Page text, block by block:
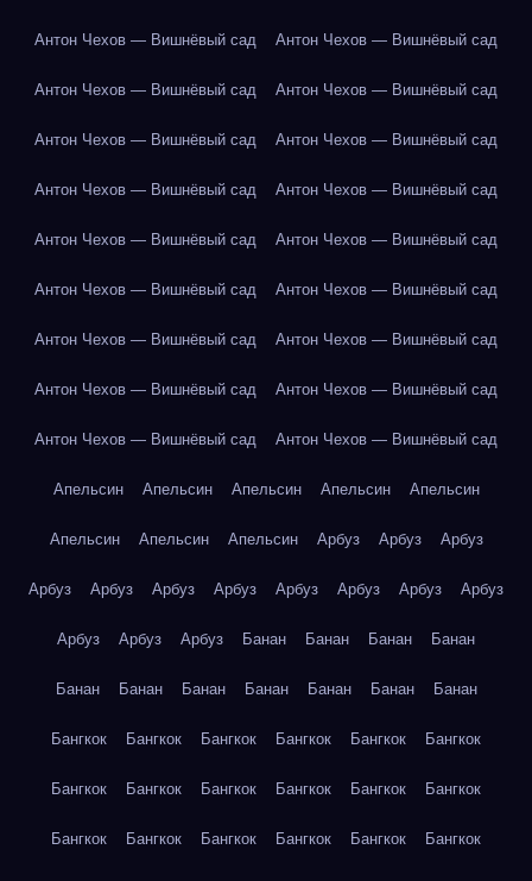
Антон Чехов — Вишнёвый сад Антон Чехов — Вишнёвый сад
Антон Чехов — Вишнёвый сад Антон Чехов — Вишнёвый сад
Антон Чехов — Вишнёвый сад Антон Чехов — Вишнёвый сад
Антон Чехов — Вишнёвый сад Антон Чехов — Вишнёвый сад
Антон Чехов — Вишнёвый сад Антон Чехов — Вишнёвый сад
Антон Чехов — Вишнёвый сад Антон Чехов — Вишнёвый сад
Антон Чехов — Вишнёвый сад Антон Чехов — Вишнёвый сад
Антон Чехов — Вишнёвый сад Антон Чехов — Вишнёвый сад
Антон Чехов — Вишнёвый сад Антон Чехов — Вишнёвый сад
Апельсин Апельсин Апельсин Апельсин Апельсин
Апельсин Апельсин Апельсин Арбуз Арбуз Арбуз
Арбуз Арбуз Арбуз Арбуз Арбуз Арбуз Арбуз Арбуз
Арбуз Арбуз Арбуз Банан Банан Банан Банан
Банан Банан Банан Банан Банан Банан Банан
Бангкок Бангкок Бангкок Бангкок Бангкок Бангкок
Бангкок Бангкок Бангкок Бангкок Бангкок Бангкок
Бангкок Бангкок Бангкок Бангкок Бангкок Бангкок